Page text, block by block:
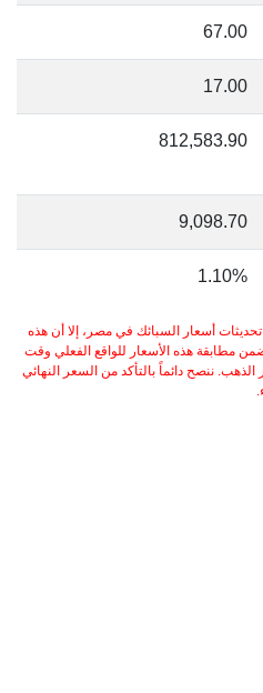
67.00
17.00
812,583.90
9,098.70
1.10%
أسعار السبائك في مصر، إلا أن هذه
مطابقة هذه الأسعار للواقع الفعلي وقت
ننصح دائماً بالتأكد من السعر النهائي